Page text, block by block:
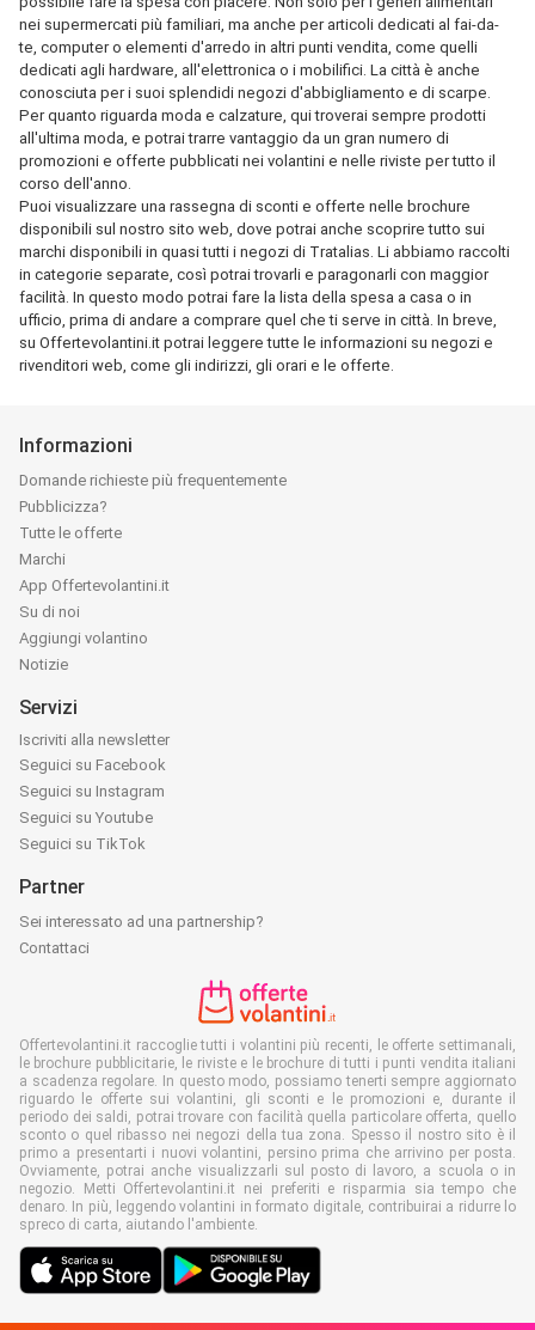
nei supermercati più familiari, ma anche per articoli dedicati al fai-da-
te, computer o elementi d'arredo in altri punti vendita, come quelli
dedicati agli hardware, all'elettronica o i mobilifici. La città è anche
conosciuta per i suoi splendidi negozi d'abbigliamento e di scarpe.
Per quanto riguarda moda e calzature, qui troverai sempre prodotti
all'ultima moda, e potrai trarre vantaggio da un gran numero di
promozioni e offerte pubblicati nei volantini e nelle riviste per tutto il
corso dell'anno.
Puoi visualizzare una rassegna di sconti e offerte nelle brochure
disponibili sul nostro sito web, dove potrai anche scoprire tutto sui
marchi disponibili in quasi tutti i negozi di Tratalias. Li abbiamo raccolti
in categorie separate, così potrai trovarli e paragonarli con maggior
facilità. In questo modo potrai fare la lista della spesa a casa o in
ufficio, prima di andare a comprare quel che ti serve in città. In breve,
su Offertevolantini.it potrai leggere tutte le informazioni su negozi e
rivenditori web, come gli indirizzi, gli orari e le offerte.
Informazioni
Domande richieste più frequentemente
Pubblicizza?
Tutte le offerte
Marchi
App Offertevolantini.it
Su di noi
Aggiungi volantino
Notizie
Servizi
Iscriviti alla newsletter
Seguici su Facebook
Seguici su Instagram
Seguici su Youtube
Seguici su TikTok
Partner
Sei interessato ad una partnership?
Contattaci
Offertevolantini.it raccoglie tutti i volantini più recenti, le offerte settimanali,
le brochure pubblicitarie, le riviste e le brochure di tutti i punti vendita italiani
a scadenza regolare. In questo modo, possiamo tenerti sempre aggiornato
riguardo le offerte sui volantini, gli sconti e le promozioni e, durante il
periodo dei saldi, potrai trovare con facilità quella particolare offerta, quello
sconto o quel ribasso nei negozi della tua zona. Spesso il nostro sito è il
primo a presentarti i nuovi volantini, persino prima che arrivino per posta.
Ovviamente, potrai anche visualizzarli sul posto di lavoro, a scuola o in
negozio. Metti Offertevolantini.it nei preferiti e risparmia sia tempo che
denaro. In più, leggendo volantini in formato digitale, contribuirai a ridurre lo
spreco di carta, aiutando l'ambiente.